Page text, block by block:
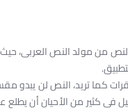
من مولد النص العربى،
كما تريد، النص لن يبدو
كثير من الأحيان أن